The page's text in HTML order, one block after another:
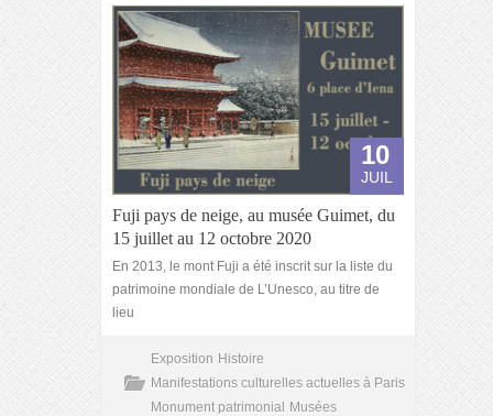
10
JUIL
Fuji pays de neige, au musée Guimet, du
15 juillet au 12 octobre 2020
En 2013, le mont Fuji a été inscrit sur la liste du
patrimoine mondiale de L’Unesco, au titre de
lieu
Exposition Histoire
Manifestations culturelles actuelles à Paris
Monument patrimonial
Musées